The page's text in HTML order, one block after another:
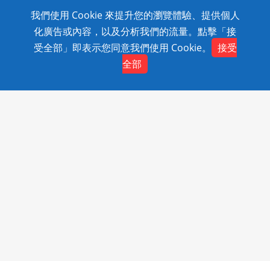
Copyright © 2020 SolidWizard Technology Co.,Ltd. All
Rights Reserved.
我們使用 Cookie 來提升您的瀏覽體驗、提供個人
化廣告或內容，以及分析我們的流量。點擊「接
受全部」即表示您同意我們使用 Cookie。
接受
全部